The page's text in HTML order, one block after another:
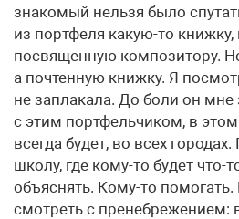
знакомый нельзя было
из портфеля какую-то
посвященную композитору.
а почтенную книжку. Я
не заплакала. До боли он мне
с этим портфельчиком, в
всегда будет, во всех
школу, где кому-то будет что-
объяснять. Кому-то помогать.
смотреть с пренебрежением: